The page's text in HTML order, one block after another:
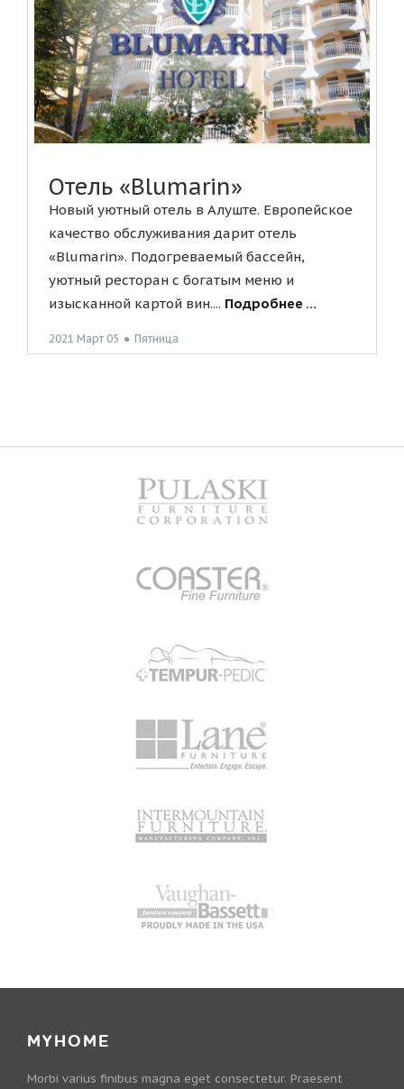
Отель «Blumarin»
Новый уютный отель в Алуште. Европейское
качество обслуживания дарит отель
«Blumarin». Подогреваемый бассейн,
уютный ресторан с богатым меню и
изысканной картой вин.... Подробнее ...
2021 Март 05 ● Пятница
MYHOME
Morbi varius finibus magna eget consectetur. Praesent